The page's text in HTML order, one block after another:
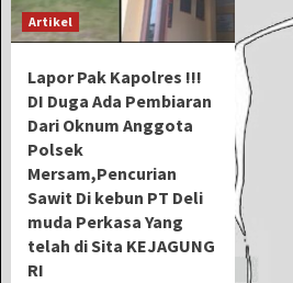
Artikel
Lapor Pak Kapolres !!!
DI Duga Ada Pembiaran
Dari Oknum Anggota
Polsek
Mersam,Pencurian
Sawit Di kebun PT Deli
muda Perkasa Yang
telah di Sita KEJAGUNG
RI